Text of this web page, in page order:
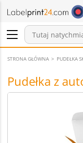
Zaloguj się /
Wiadomości
STRONA GŁÓWNA PUDEŁKA
Pudełka z